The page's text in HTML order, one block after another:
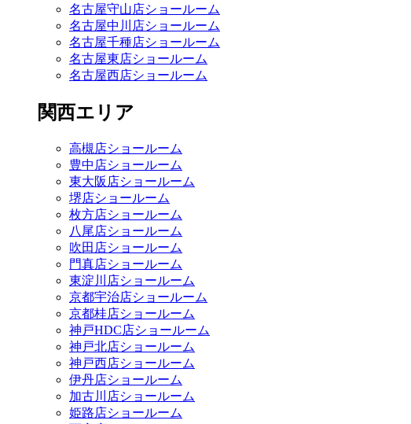
名古屋守山店ショールーム
名古屋中川店ショールーム
名古屋千種店ショールーム
名古屋東店ショールーム
名古屋西店ショールーム
関西エリア
高槻店ショールーム
豊中店ショールーム
東大阪店ショールーム
堺店ショールーム
枚方店ショールーム
八尾店ショールーム
吹田店ショールーム
門真店ショールーム
東淀川店ショールーム
京都宇治店ショールーム
京都桂店ショールーム
神戸HDC店ショールーム
神戸北店ショールーム
神戸西店ショールーム
伊丹店ショールーム
加古川店ショールーム
姫路店ショールーム